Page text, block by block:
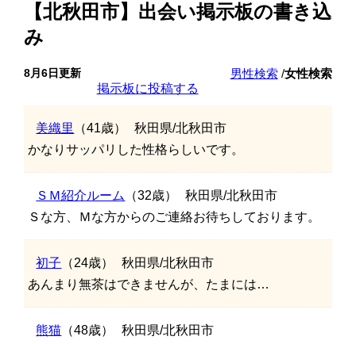
【北秋田市】出会い掲示板の書き込
み
8月6日更新 男性検索/女性検索
掲示板に投稿する
美織里 （41歳）
秋田県/北秋田市
かなりサッパリした性格らしいです。
ＳＭ紹介ルーム （32歳）
秋田県/北秋田市
Ｓな方、Ｍな方からのご連絡お待ちしております。
初子 （24歳）
秋田県/北秋田市
あんまり無茶はできませんが、たまには…
熊猫 （48歳）
秋田県/北秋田市